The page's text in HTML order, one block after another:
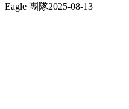
Eagle 團隊2025-08-13